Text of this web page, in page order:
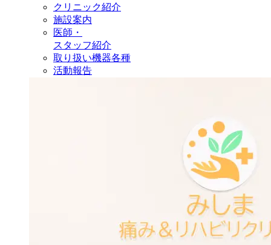
クリニック紹介
施設案内
医師・
スタッフ紹介
取り扱い機器各種
活動報告